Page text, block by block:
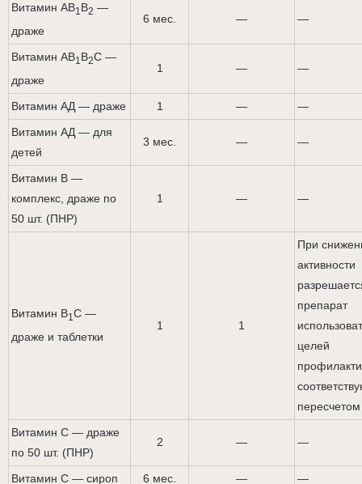
Витамин AB1 B2 —
драже
6 мес. — —
Витамин AB1 B2C —
драже
1 — —
Витамин АД — драже 1 —
—
Витамин АД — для
детей
3 мес. — —
Витамин В —
комплекс, драже по
50 шт. (ПНР)
1 — —
Витамин В1 С —
драже и таблетки
1 1
При
активности
препарат
целей
пересчетом
Витамин С — драже
по 50 шт. (ПНР)
2 — —
Витамин С — сироп 6 мес. —
—